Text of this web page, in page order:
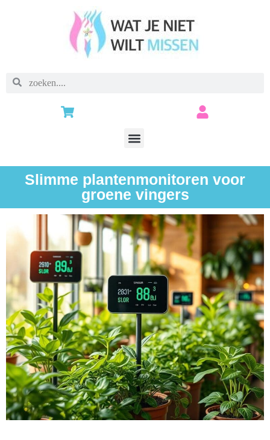
Slimme plantenmonitoren voor
groene vingers